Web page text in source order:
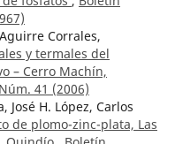
Corrales,
y termales del
– Cerro Machín,
41 (2006)
José H. López, Carlos
de plomo-zinc-plata, Las